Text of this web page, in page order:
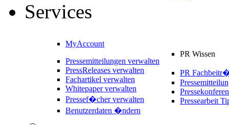
Services
MyAccount
Pressemitteilungen verwalten
PressReleases verwalten
Fachartikel verwalten
Whitepaper verwalten
Pressef�cher verwalten
Benutzerdaten �ndern
PR Wissen
PR
Pressearbeit